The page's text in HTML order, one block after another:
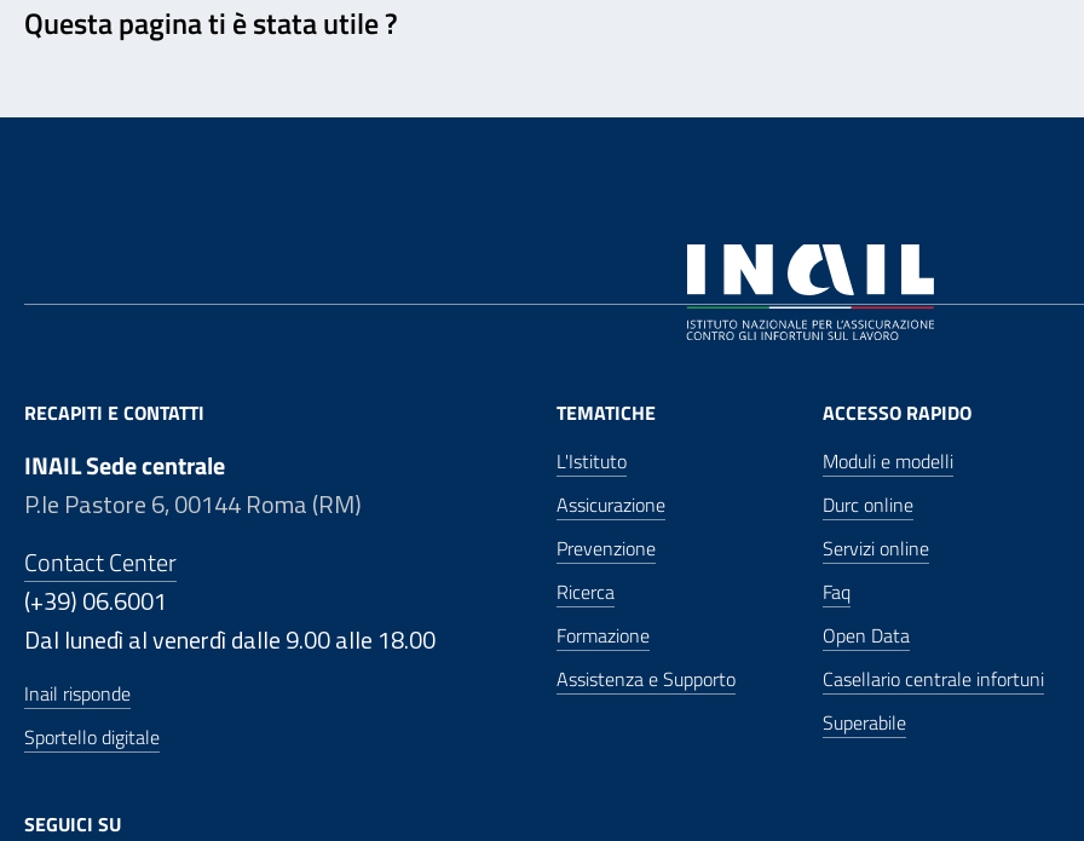
Questa pagina ti è stata utile ?
RECAPITI E CONTATTI
INAIL Sede centrale
P.le Pastore 6, 00144 Roma (RM)
Contact Center
(+39) 06.6001
Dal lunedì al venerdì dalle 9.00 alle 18.00
Inail risponde
Sportello digitale
SEGUICI SU
TEMATICHE
L'Istituto
Assicurazione
Prevenzione
Ricerca
Formazione
Assistenza e Supporto
ACCESSO RAPIDO
Moduli e modelli
Durc online
Servizi online
Faq
Open Data
Casellario centrale infortuni
Superabile